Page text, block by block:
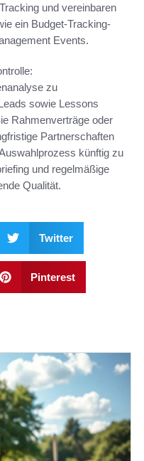
und vereinbaren
ein Budget-Tracking-
Events.
zu
sowie Lessons
Rahmenverträge oder
Partnerschaften
künftig zu
und regelmäßige
Qualität.
Twitter
Pinterest